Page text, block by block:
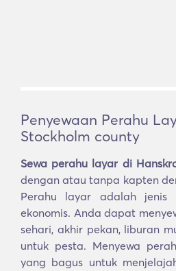
Penyewaan Perahu
Stockholm county
Sewa perahu layar di
dengan atau tanpa kapten
Perahu layar adalah jenis
ekonomis. Anda dapat
sehari, akhir pekan, liburan
untuk pesta. Menyewa
yang bagus untuk